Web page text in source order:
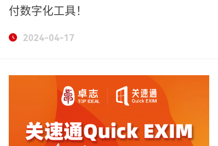
付数字化工具！
2024-04-17